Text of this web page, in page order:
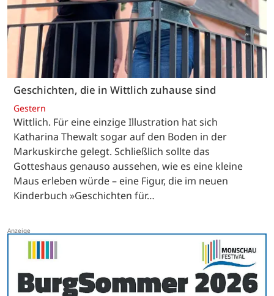
Geschichten, die in Wittlich zuhause sind
Gestern
Wittlich. Für eine einzige Illustration hat sich
Katharina Thewalt sogar auf den Boden in der
Markuskirche gelegt. Schließlich sollte das
Gotteshaus genauso aussehen, wie es eine kleine
Maus erleben würde – eine Figur, die im neuen
Kinderbuch »Geschichten für…